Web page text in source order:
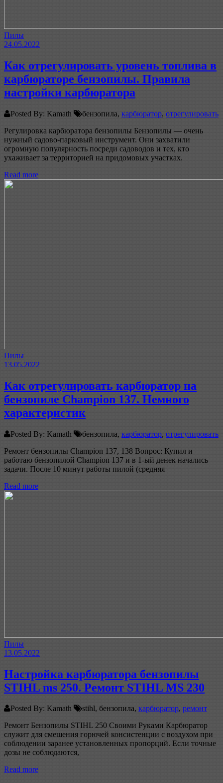
Пилы
24.05.2022
Как отрегулировать уровень топлива в
карбюраторе бензопилы. Правила
настройки карбюратора
Posted By: Kamath бензопила, карбюратор, отрегулировать
Регулировка карбюратора бензопилы Бензопилы — очень
нужный садово-парковый инструмент. Они захватили
огромную популярность посреди садоводов и тех, кто
ухаживает за территорией на придомовых участках.
Read more
Пилы
13.05.2022
Как отрегулировать карбюратор на
бензопиле Champion 137. Немного
характеристик
Posted By: Kamath бензопила, карбюратор, отрегулировать
Ремонт бензопилы Champion 137, 138 Вопрос: Купил и
работаю бензопилой Champion 137 и в 1-ый денек начались
задачи. После 10 минут работы пилой (средняя
Read more
Пилы
13.05.2022
Настройка карбюратора бензопилы
STIHL ms 250. Ремонт STIHL MS 230
Posted By: Kamath stihl, бензопила, карбюратор, ремонт
Ремонт Бензопилы STIHL 250 Своими Руками Карбюратор
служит для смешения горючей консистенции с воздухом при
соблюдении заранее установленных пропорций. Если точные
дозы не соблюдаются,
Read more